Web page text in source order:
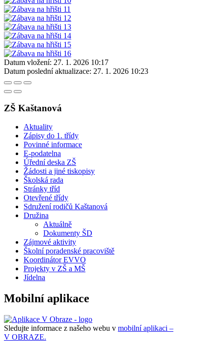
Datum vložení: 27. 1. 2026 10:17
Datum poslední aktualizace: 27. 1. 2026 10:23
ZŠ Kaštanová
Aktuality
Zápisy do 1. třídy
Povinné informace
E-podatelna
Úřední deska ZŠ
Žádosti a jiné tiskopisy
Školská rada
Stránky tříd
Otevřené třídy
Sdružení rodičů Kaštanová
Družina
Aktuálně
Dokumenty ŠD
Zájmové aktivity
Školní poradenské pracoviště
Koordinátor EVVO
Projekty v ZŠ a MŠ
Jídelna
Mobilní aplikace
Sledujte informace z našeho webu v mobilní aplikaci –
V OBRAZE.